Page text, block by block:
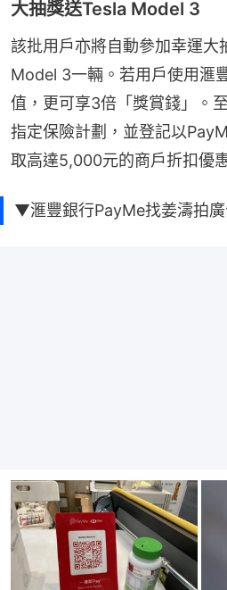
大抽獎送Tesla Model 3
該批用戶亦將自動參加幸運大
Model 3一輛。若用戶使用滙
值，更可享3倍「獎賞錢」。
指定保險計劃，並登記以
取高達5,000元的商戶折扣優
▼滙豐銀行PayMe找姜濤拍